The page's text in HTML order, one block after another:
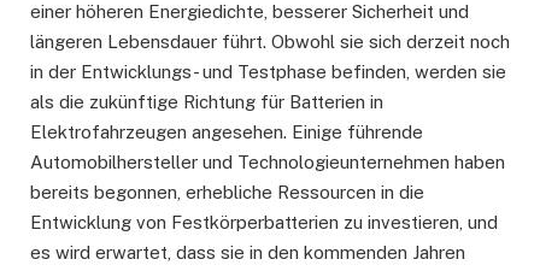
einer höheren Energiedichte, besserer Sicherheit und
längeren Lebensdauer führt. Obwohl sie sich derzeit noch
in der Entwicklungs- und Testphase befinden, werden sie
als die zukünftige Richtung für Batterien in
Elektrofahrzeugen angesehen. Einige führende
Automobilhersteller und Technologieunternehmen haben
bereits begonnen, erhebliche Ressourcen in die
Entwicklung von Festkörperbatterien zu investieren, und
es wird erwartet, dass sie in den kommenden Jahren